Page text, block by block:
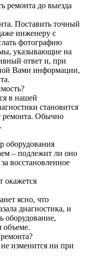
ремонта до выезда
Поставить точный
инженеру с
фотографию
указывающие на
ответ и, при
Вами информации,
в нашей
становится
ремонта. Обычно
оборудования
– подлежит ли оно
восстановленное
окажется
ясно, что
диагностика, и
оборудование,
объеме.
изменится ни при